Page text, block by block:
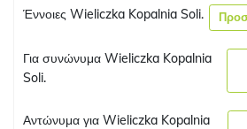
Έννοιες Wieliczka Kopalnia Soli.
Για συνώνυμα Wieliczka Kopalnia
Soli.
Αντώνυμα για Wieliczka Kopalnia